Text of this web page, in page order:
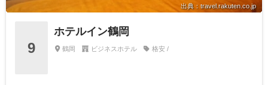
出典：travel.rakuten.co.jp
9
ホテルイン鶴岡
鶴岡 ビジネスホテル 格安 /